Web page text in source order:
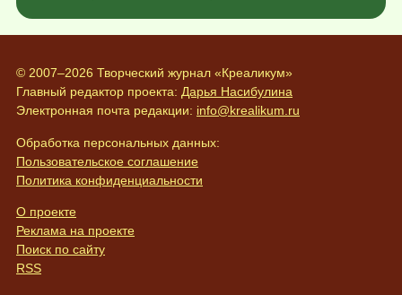
© 2007–2026 Творческий журнал «Креаликум»
Главный редактор проекта: Дарья Насибулина
Электронная почта редакции: info@krealikum.ru
Обработка персональных данных:
Пользовательское соглашение
Политика конфиденциальности
О проекте
Реклама на проекте
Поиск по сайту
RSS